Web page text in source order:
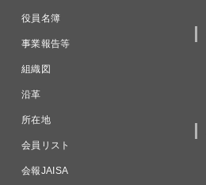
役員名簿
事業報告等
組織図
沿革
所在地
会員リスト
会報JAISA